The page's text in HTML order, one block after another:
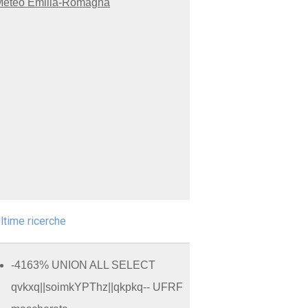
ricerche
-4163% UNION ALL SELECT
qvkxq||soimkYPThz||qkpkq-- UFRF